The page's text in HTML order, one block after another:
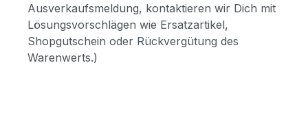
Ausverkaufsmeldung, kontaktieren wir Dich mit
Lösungsvorschlägen wie Ersatzartikel,
Shopgutschein oder Rückvergütung des
Warenwerts.)